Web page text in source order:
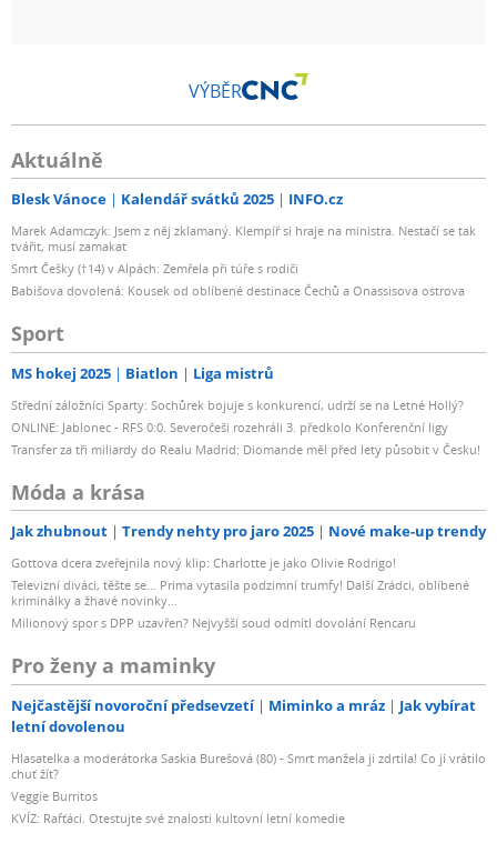
VÝBĚR
Aktuálně
Blesk Vánoce Kalendář svátků 2025 INFO.cz
Marek Adamczyk: Jsem z něj zklamaný. Klempíř si hraje na ministra. Nestačí se tak
tvářit, musí zamakat
Smrt Češky (†14) v Alpách: Zemřela při túře s rodiči
Babišova dovolená: Kousek od oblíbené destinace Čechů a Onassisova ostrova
Sport
MS hokej 2025 Biatlon Liga mistrů
Střední záložníci Sparty: Sochůrek bojuje s konkurencí, udrží se na Letné Hollý?
ONLINE: Jablonec - RFS 0:0. Severočeši rozehráli 3. předkolo Konferenční ligy
Transfer za tři miliardy do Realu Madrid: Diomande měl před lety působit v Česku!
Móda a krása
Jak zhubnout Trendy nehty pro jaro 2025 Nové make-up trendy
Gottova dcera zveřejnila nový klip: Charlotte je jako Olivie Rodrigo!
Televizní diváci, těšte se... Prima vytasila podzimní trumfy! Další Zrádci, oblíbené
kriminálky a žhavé novinky...
Milionový spor s DPP uzavřen? Nejvyšší soud odmítl dovolání Rencaru
Pro ženy a maminky
Nejčastější novoroční předsevzetí Miminko a mráz
Jak vybírat
letní dovolenou
Hlasatelka a moderátorka Saskia Burešová (80) - Smrt manžela ji zdrtila! Co jí vrátilo
chuť žít?
Veggie Burritos
KVÍZ: Rafťáci. Otestujte své znalosti kultovní letní komedie